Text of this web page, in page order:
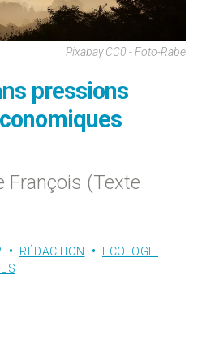
Pixabay CC0 - Foto-Rabe
pressions
François (Texte
RÉDACTION
ECOLOGIE